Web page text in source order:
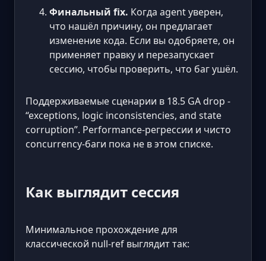
Финальный fix. Когда agent уверен,
что нашёл причину, он предлагает
изменение кода. Если вы одобряете, он
применяет правку и перезапускает
сессию, чтобы проверить, что баг ушёл.
Поддерживаемые сценарии в 18.5 GA drop -
“exceptions, logic inconsistencies, and state
corruption”. Performance-регрессии и чисто
concurrency-баги пока не в этом списке.
Как выглядит сессия
Минимальное прохождение для
классической null-ref выглядит так: